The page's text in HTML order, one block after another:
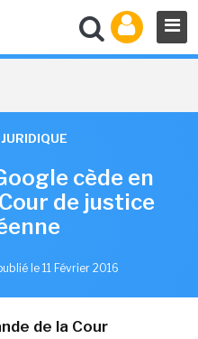
JURIDIQUE
cède en
de justice
le 11 Février 2016
de la Cour